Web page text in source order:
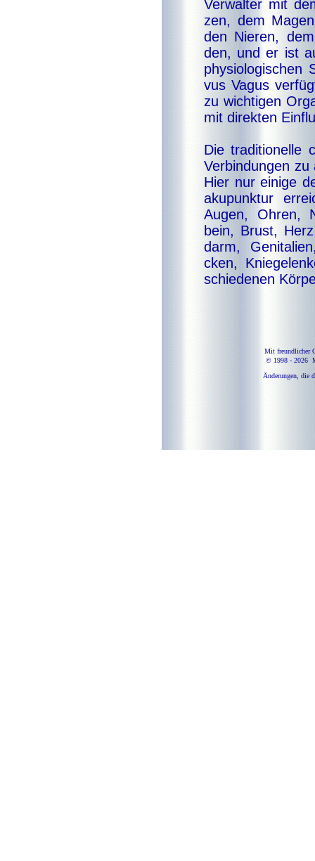
Ver­wal­ter mit
zen, dem
den Nie­ren,
den, und er ist
phy­si­o­lo­gi­schen
vus Va­gus
zu wich­ti­gen
mit di­rek­ten
Die tra­di­tio­nel­le
Ver­bin­dun­gen
Hier nur ei­ni­ge
aku­punk­tur
Au­gen, Oh­ren,
bein, Brust,
darm,
cken,
schie­de­nen
Mit freundlicher
© 1998 - 2026
Änderungen, die